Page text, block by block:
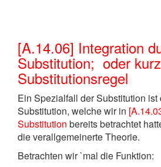
[A.14.06] Integration
Substitution; oder
Substitutionsregel
Ein Spezialfall der Substitution
Substitution, welche wir in
Substitution bereits betrachtet
die verallgemeinerte Theorie.
Betrachten wir `mal die Funktion: